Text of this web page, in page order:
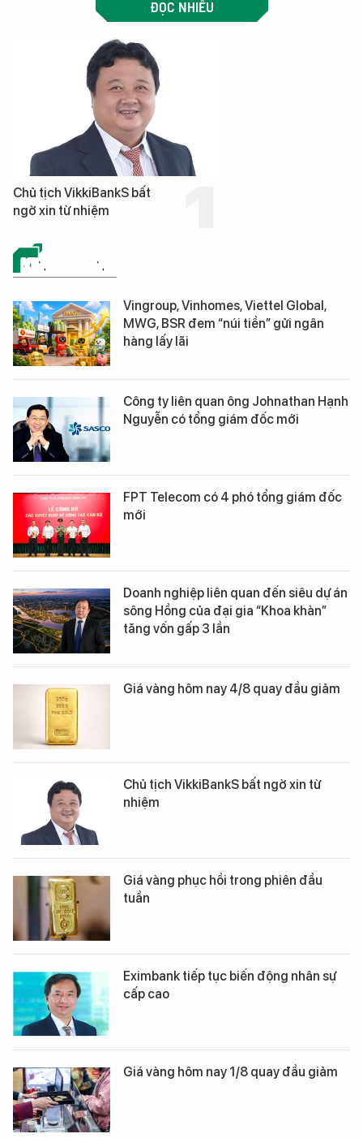
ĐỌC NHIỀU
Chủ tịch VikkiBankS bất
ngờ xin từ nhiệm
KINH DOANH
Vingroup, Vinhomes, Viettel Global,
MWG, BSR đem “núi tiền” gửi ngân
hàng lấy lãi
Công ty liên quan ông Johnathan Hạnh
Nguyễn có tổng giám đốc mới
FPT Telecom có 4 phó tổng giám đốc
mới
Doanh nghiệp liên quan đến siêu dự án
sông Hồng của đại gia “Khoa khàn”
tăng vốn gấp 3 lần
Giá vàng hôm nay 4/8 quay đầu giảm
Chủ tịch VikkiBankS bất ngờ xin từ
nhiệm
Giá vàng phục hồi trong phiên đầu
tuần
Eximbank tiếp tục biến động nhân sự
cấp cao
Giá vàng hôm nay 1/8 quay đầu giảm